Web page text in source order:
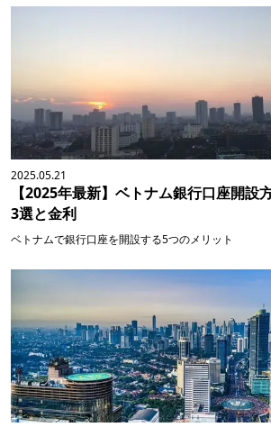
2025.05.21
【2025年最新】ベトナム銀行口座開設
3選と金利
ベトナムで銀行口座を開設する5つのメリット